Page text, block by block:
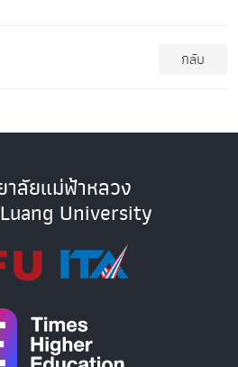
กลับ
าลัยแม่ฟ้าหลวง
University